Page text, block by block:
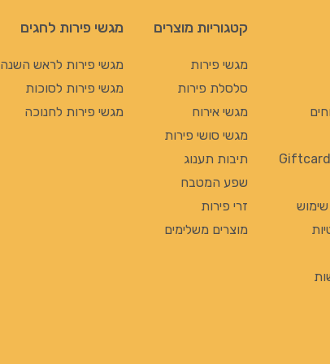
שימוש
קטגוריות מוצרים
מגשי פירות
סלסלת פירות
מגשי אירוח
מגשי סושי פירות
תיבות תענוג
שפע המטבח
זרי פירות
מוצרים משלימים
מגשי פירות לחגים
מגשי פירות לראש השנה
מגשי פירות לסוכות
מגשי פירות לחנוכה